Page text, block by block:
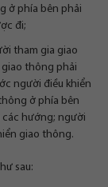
ở phía bên phải
đi;
tham gia giao
giao thông phải
người điều khiển
ở phía bên
hướng; người
giao thông.
sau: